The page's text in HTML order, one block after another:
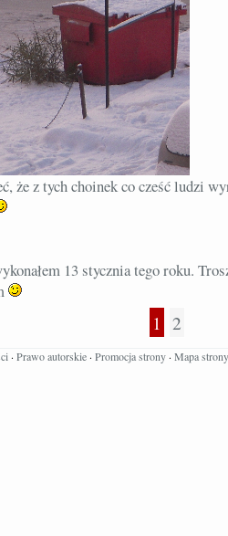
że z tych choinek co cześć ludzi
13 stycznia tego roku.
1 2
· Prawo autorskie · Promocja strony · Mapa strony